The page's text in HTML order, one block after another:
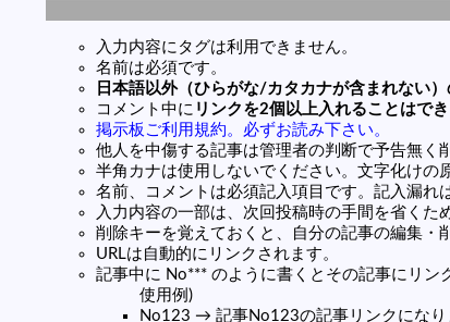
入力内容にタグは利用できません。
名前は必須です。
日本語以外（ひらがな/カタカナが含まれない
コメント中に リンクを2個以上入れることはで
掲示板ご利用規約。必ずお読み下さい。
他人を中傷する記事は管理者の判断で予告無く
半角カナは使用しないでください。文字化けの
名前、コメントは必須記入項目です。記入漏れ
入力内容の一部は、次回投稿時の手間を省くた
削除キーを覚えておくと、自分の記事の編集・
URLは自動的にリンクされます。
記事中に No*** のように書くとその記事にリン
使用例)
No123 → 記事No123の記事リンクになり